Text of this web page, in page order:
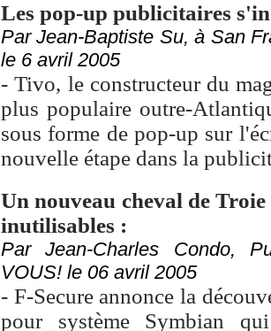
Les pop-up publicitaires
Par Jean-Baptiste Su, à San
le 6 avril 2005
- Tivo, le constructeur du
plus populaire outre-
sous forme de pop-up sur
nouvelle étape dans la
Un nouveau cheval de
inutilisables :
Par Jean-Charles Condo,
VOUS! le 06 avril 2005
- F-Secure annonce la
pour système Symbian